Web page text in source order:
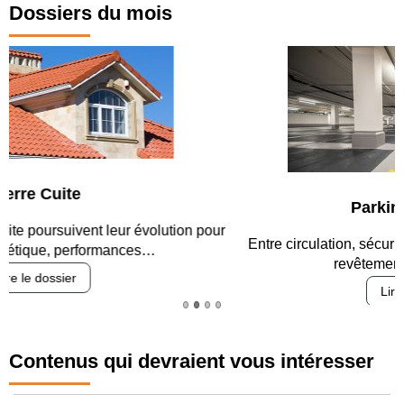
Dossiers du mois
Entre circulation, sécurisation des accès, durabilité des
Contenus qui devraient vous intéresser